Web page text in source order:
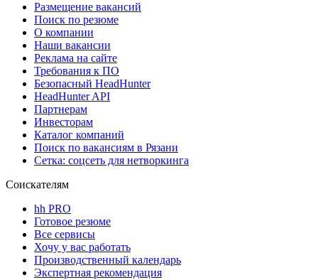
Размещение вакансий
Поиск по резюме
О компании
Наши вакансии
Реклама на сайте
Требования к ПО
Безопасный HeadHunter
HeadHunter API
Партнерам
Инвесторам
Каталог компаний
Поиск по вакансиям в Рязани
Сетка: соцсеть для нетворкинга
Соискателям
hh PRO
Готовое резюме
Все сервисы
Хочу у вас работать
Производственный календарь
Экспертная рекомендация